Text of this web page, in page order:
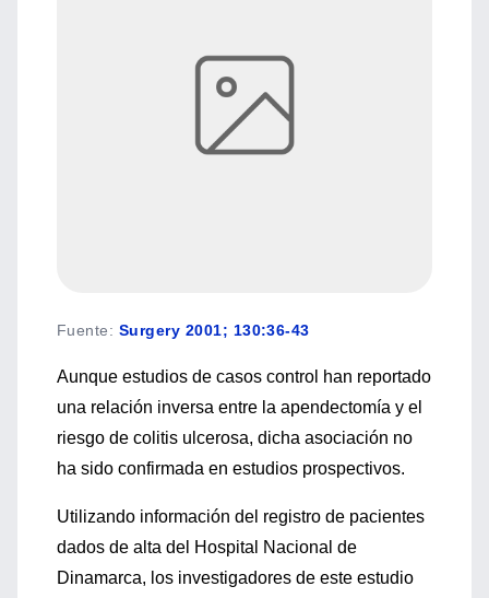
Fuente: Surgery 2001; 130:36-43
Aunque estudios de casos control han reportado
una relación inversa entre la apendectomía y el
riesgo de colitis ulcerosa, dicha asociación no
ha sido confirmada en estudios prospectivos.
Utilizando información del registro de pacientes
dados de alta del Hospital Nacional de
Dinamarca, los investigadores de este estudio